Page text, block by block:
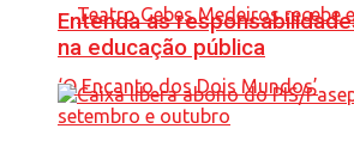
Entenda as
na educação pública